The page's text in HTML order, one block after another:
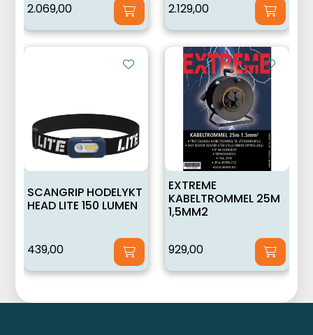
2.069,00 2.129,00
SCANGRIP HODELYKT
HEAD LITE 150 LUMEN
439,00
EXTREME
KABELTROMMEL 25M
1,5MM2
929,00